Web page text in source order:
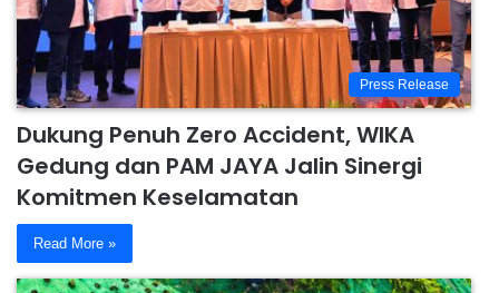
Press Release
Dukung Penuh Zero Accident, WIKA
Gedung dan PAM JAYA Jalin Sinergi
Komitmen Keselamatan
Read More »